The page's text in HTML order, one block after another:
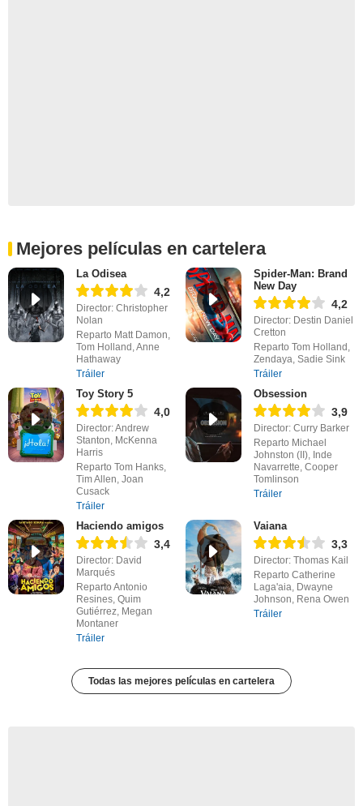
Mejores películas en cartelera
La Odisea
4,2
Director: Christopher
Nolan
Reparto Matt Damon,
Tom Holland, Anne
Hathaway
Tráiler
Spider-Man: Brand
New Day
4,2
Director: Destin Daniel
Cretton
Reparto Tom Holland,
Zendaya, Sadie Sink
Tráiler
Toy Story 5
4,0
Director: Andrew
Stanton, McKenna
Harris
Reparto Tom Hanks,
Tim Allen, Joan
Cusack
Tráiler
Obsession
3,9
Director: Curry Barker
Reparto Michael
Johnston (II), Inde
Navarrette, Cooper
Tomlinson
Tráiler
Haciendo amigos
3,4
Director: David
Marqués
Reparto Antonio
Resines, Quim
Gutiérrez, Megan
Montaner
Tráiler
Vaiana
3,3
Director: Thomas Kail
Reparto Catherine
Laga'aia, Dwayne
Johnson, Rena Owen
Tráiler
Todas las mejores películas en cartelera